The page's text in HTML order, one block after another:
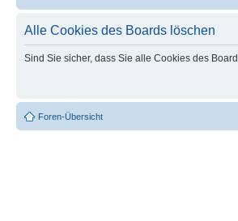
Alle Cookies des Boards löschen
Sind Sie sicher, dass Sie alle Cookies des
Foren-Übersicht